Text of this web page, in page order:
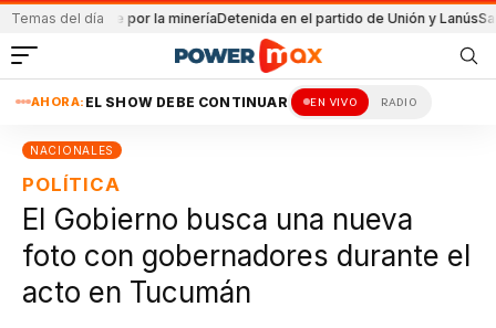
Temas del día
a Chile por la mineríaDetenida en el partido de Unión y LanúsSanta Fe
AHORA: EL SHOW DEBE CONTINUAR EN VIVO RADIO
NACIONALES
POLÍTICA
El Gobierno busca una nueva
foto con gobernadores durante el
acto en Tucumán